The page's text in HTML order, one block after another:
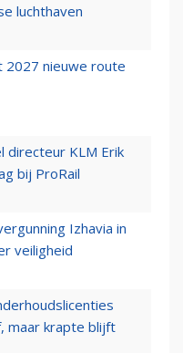
luchthaven
2027 nieuwe route
directeur KLM Erik
bij ProRail
Izhavia in
veiligheid
maar krapte blijft